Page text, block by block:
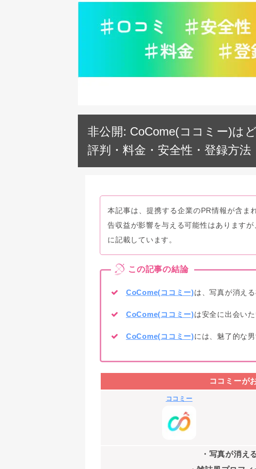
非公開: CoCome(ココミー)は
評判・料金・安全性・登録方法
本記事は、提携する企業のPR情報が含ま
告収益が影響を与える可能性はあります
に記載しています。
CoCome(ココミー)は、写真が消え
CoCome(ココミー)は安全に出会い
CoCome(ココミー)には、魅了的な
ココミーが
ココミー
・写真が消え